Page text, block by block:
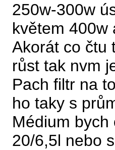
250w-300w
květem 400w
Akorát co čtu
růst tak nvm
Pach filtr na
ho taky s
Médium
20/6,5l nebo